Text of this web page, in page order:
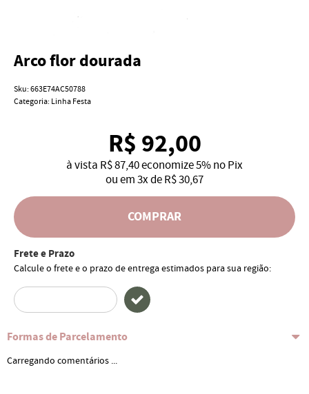
Arco flor dourada
Sku:663E74AC50788
Categoria: Linha Festa
R$ 92,00
à vista R$ 87,40economize5%no Pix
ou em3xdeR$ 30,67
COMPRAR
Frete e Prazo
Calcule o frete e o prazo de entrega estimados para sua região:
Formas de Parcelamento
Carregando comentários ...